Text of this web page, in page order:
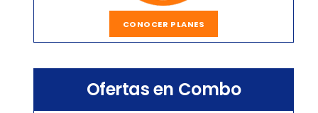
CONOCER PLANES
Ofertas en Combo